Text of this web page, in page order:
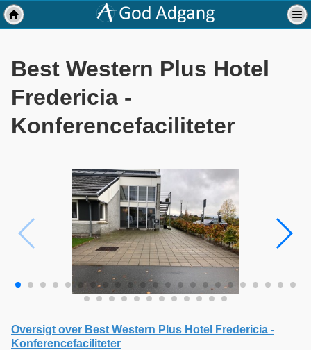
Best Western Plus Hotel
Fredericia -
Konferencefaciliteter
Oversigt over Best Western Plus Hotel Fredericia -
Konferencefaciliteter